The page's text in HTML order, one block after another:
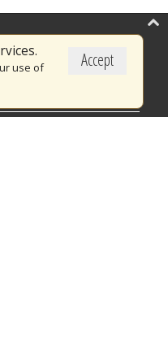
Accept
use of